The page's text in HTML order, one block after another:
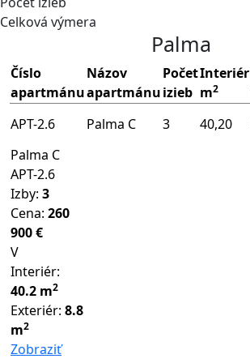
Celková výmera
Palma
Číslo
apartmánu
Názov
apartmánu
Počet
izieb
Interiér
m2
APT-2.6 Palma C 3 40,20
Palma C
APT-2.6
Izby: 3
Cena: 260
900 €
V
Interiér:
40.2 m2
Exteriér: 8.8
m2
Zobraziť